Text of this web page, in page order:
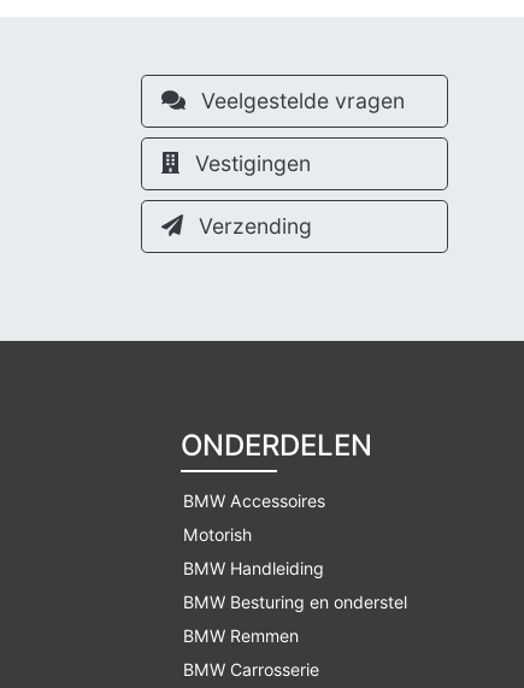
Veelgestelde vragen
Vestigingen
Verzending
ONDERDELEN
BMW Accessoires
Motorish
BMW Handleiding
BMW Besturing en onderstel
BMW Remmen
BMW Carrosserie